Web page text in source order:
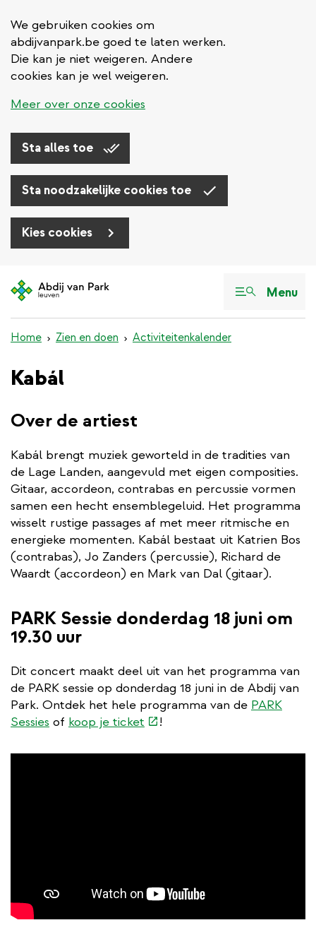
We gebruiken cookies om
abdijvanpark.be goed te laten werken.
Die kan je niet weigeren. Andere
cookies kan je wel weigeren.
Meer over onze cookies
Sta alles toe
Sta noodzakelijke cookies toe
Kies cookies
en
inhoud
Menu
Home Zien en doen Activiteitenkalender
Kabál
Over de artiest
Kabál brengt muziek geworteld in de tradities van
de Lage Landen, aangevuld met eigen composities.
Gitaar, accordeon, contrabas en percussie vormen
samen een hecht ensemblegeluid. Het programma
wisselt rustige passages af met meer ritmische en
energieke momenten. Kabál bestaat uit Katrien Bos
(contrabas), Jo Zanders (percussie), Richard de
Waardt (accordeon) en Mark van Dal (gitaar).
PARK Sessie donderdag 18 juni om
19.30 uur
Dit concert maakt deel uit van het programma van
de PARK sessie op donderdag 18 juni in de Abdij van
Park. Ontdek het hele programma van de PARK
Sessies of koop je ticket (externe
!